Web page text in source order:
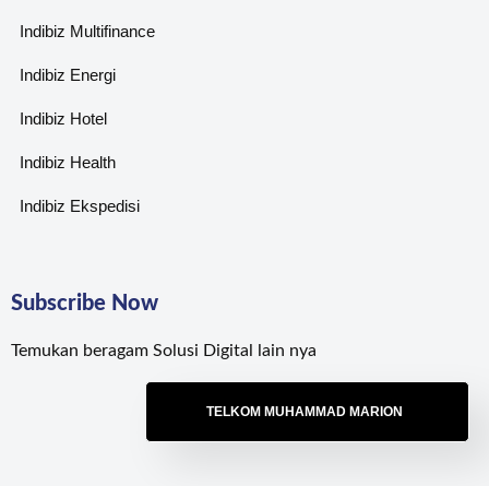
Indibiz Multifinance
Indibiz Energi
Indibiz Hotel
Indibiz Health
Indibiz Ekspedisi
Subscribe Now
Temukan beragam Solusi Digital lain nya
TELKOM MUHAMMAD MARION